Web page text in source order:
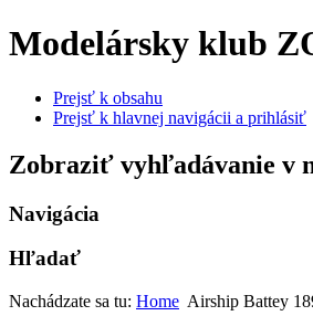
Modelársky klub
Prejsť k obsahu
Prejsť k hlavnej navigácii a prihlásiť
Zobraziť vyhľadávanie v
Navigácia
Hľadať
Nachádzate sa tu: Home Airship Battey